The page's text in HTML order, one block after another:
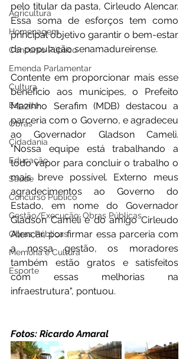
Agricultura
Homenagem
Concurso Público
Emenda Parlamentar
Cultura
Esporte
Obras
Cidadania
Educação
Saúde
Concurso Público
Gestão/Execução: Obras Públicas
Obras Públicas
Memória e Cultura
Esporte
pelo titular da pasta, Cirleudo Alencar.
Essa soma de esforços tem como
principal objetivo garantir o bem-estar
da população senamadureirense.
Contente em proporcionar mais esse
benefício aos munícipes, o Prefeito
Mazinho Serafim (MDB) destacou a
parceria com o Governo, e agradeceu
ao Governador Gladson Cameli.
"Nossa equipe está trabalhando a
todo vapor para concluir o trabalho o
mais breve possível. Externo meus
agradecimentos ao Governo do
Estado, em nome do Governador
Gladson Cameli e do amigo Cirleudo
Alencar, por firmar essa parceria com
a nossa gestão, os moradores
também estão gratos e satisfeitos
com essas melhorias na
infraestrutura", pontuou.
Fotos: Ricardo Amaral